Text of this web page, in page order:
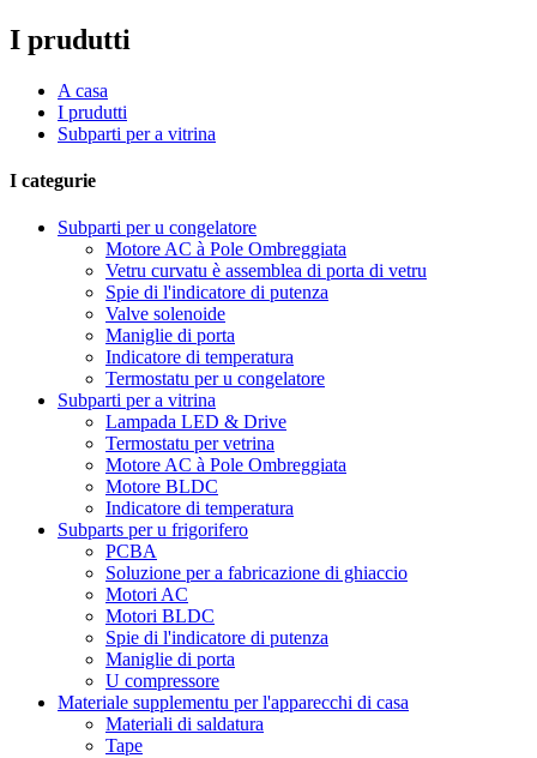
I prudutti
A casa
I prudutti
Subparti per a vitrina
I categurie
Subparti per u congelatore
Motore AC à Pole Ombreggiata
Vetru curvatu è assemblea di porta di vetru
Spie di l'indicatore di putenza
Valve solenoide
Maniglie di porta
Indicatore di temperatura
Termostatu per u congelatore
Subparti per a vitrina
Lampada LED & Drive
Termostatu per vetrina
Motore AC à Pole Ombreggiata
Motore BLDC
Indicatore di temperatura
Subparts per u frigorifero
PCBA
Soluzione per a fabricazione di ghiaccio
Motori AC
Motori BLDC
Spie di l'indicatore di putenza
Maniglie di porta
U compressore
Materiale supplementu per l'apparecchi di casa
Materiali di saldatura
Tape